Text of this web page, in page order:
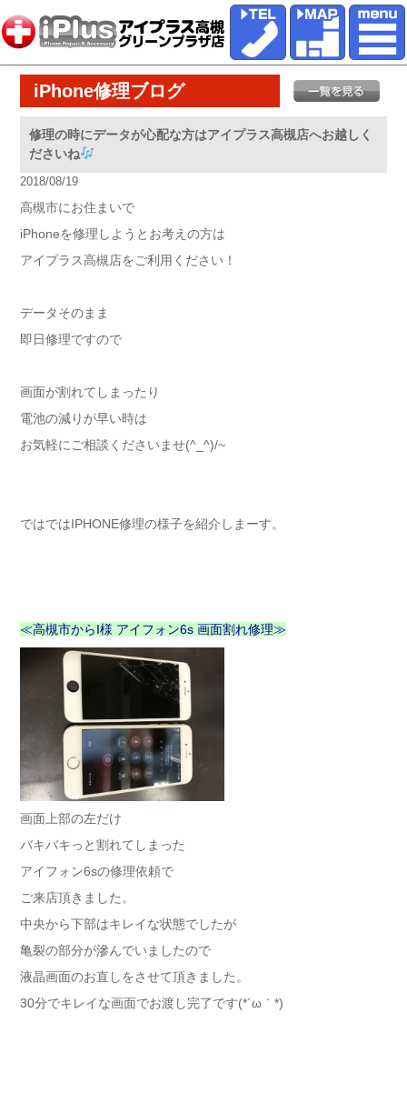
iPhone修理ブログ
修理の時にデータが心配な方はアイプラス高槻店へお越しく
ださいね
2018/08/19
高槻市にお住まいで
iPhoneを修理しようとお考えの方は
アイプラス高槻店をご利用ください！
データそのまま
即日修理ですので
画面が割れてしまったり
電池の減りが早い時は
お気軽にご相談くださいませ(^_^)/~
ではではIPHONE修理の様子を紹介しまーす。
≪高槻市からI様 アイフォン6s 画面割れ修理≫
画面上部の左だけ
バキバキっと割れてしまった
アイフォン6sの修理依頼で
ご来店頂きました。
中央から下部はキレイな状態でしたが
亀裂の部分が滲んでいましたので
液晶画面のお直しをさせて頂きました。
30分でキレイな画面でお渡し完了です(*´ω｀*)